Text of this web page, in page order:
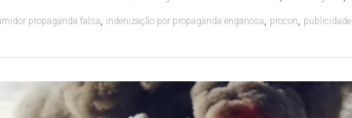
propaganda falsa, indenização por propaganda enganosa, procon, publicidade